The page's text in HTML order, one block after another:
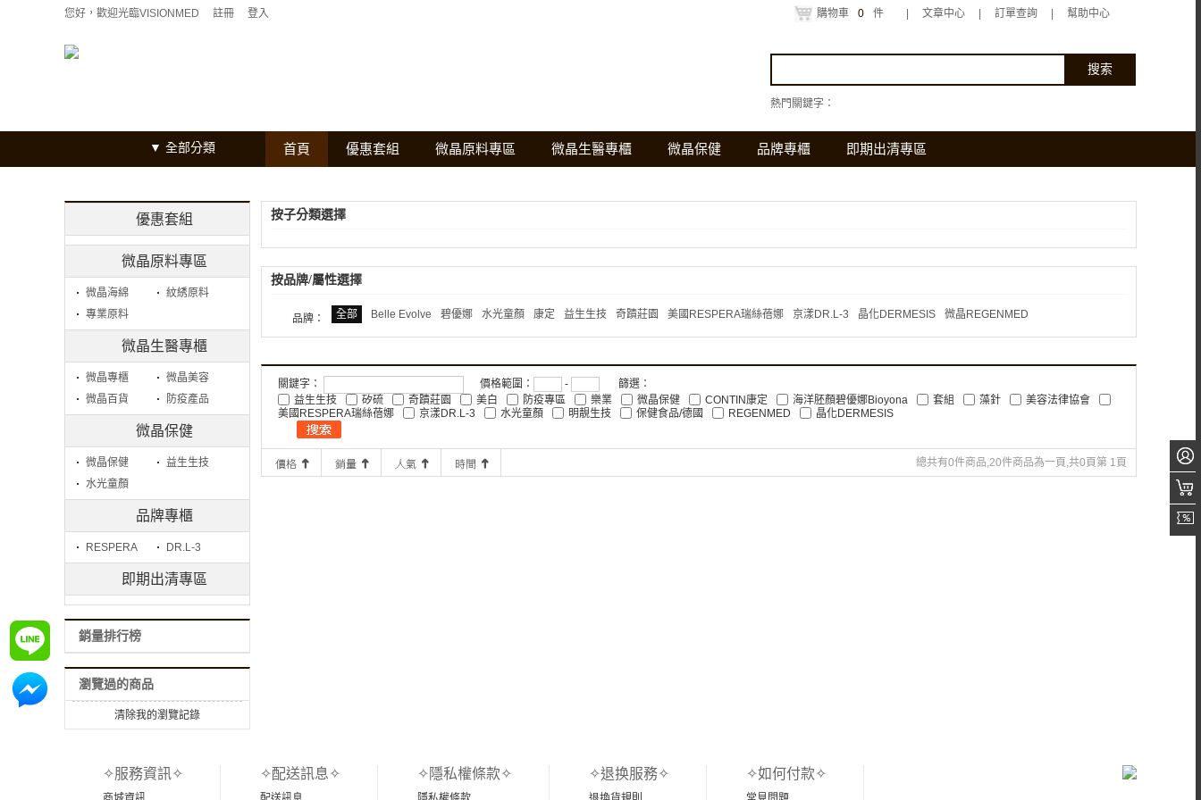
您好，歡迎光臨VISIONMED 註冊 登入 購物車 0 件 文章中心 訂單查詢 幫助中心
熱門關鍵字：
全部分類 首頁 優惠套組 微晶原料專區 微晶生醫專櫃 微晶保健 品牌專櫃 即期出清專區
優惠套組
微晶原料專區
微晶海綿
紋綉原料
專業原料
微晶生醫專櫃
微晶專櫃
微晶美容
微晶百貨
防疫產品
微晶保健
微晶保健
益生生技
水光童顏
品牌專櫃
RESPERA DR.L-3
即期出清專區
銷量排行榜
瀏覽過的商品
清除我的瀏覽記錄
按子分類選擇
按品牌/屬性選擇
品牌： 全部 Belle Evolve 碧優娜 水光童顏 康定 益生生技 奇蹟莊園 美國RESPERA瑞絲蓓娜 京漾DR.L-3 晶化DERMESIS 微晶REGENMED
關鍵字： 價格範圍： -
篩選：
益生生技
矽硫 奇蹟莊園 美白 防疫專區 樂業 微晶保健 CONTIN康定 海洋胚顏碧優娜Bioyona 套組 藻針
美容法律協會
美國RESPERA瑞絲蓓娜
京漾DR.L-3 水光童顏 明靚生技 保健食品/德國 REGENMED 晶化DERMESIS
總共有0件商品,20件商品為一頁,共0頁第 1頁
✧服務資訊✧ ✧配送訊息✧ ✧隱私權條款✧ ✧退换服務✧ ✧如何付款✧